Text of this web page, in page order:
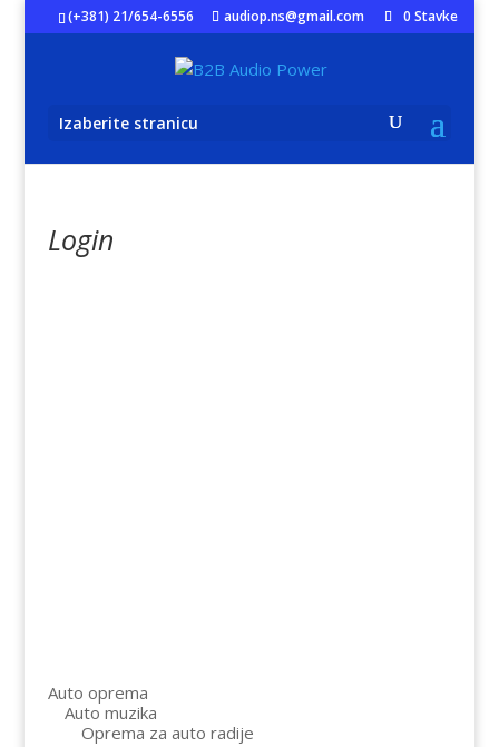
(+381) 21/654-6556 audiop.ns@gmail.com 0 Stavke
Izaberite stranicu
Login
Auto oprema
Auto muzika
Oprema za auto radije